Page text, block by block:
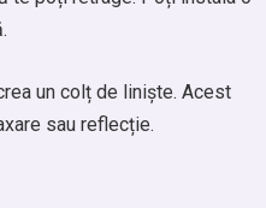
un colț de liniște. Acest
sau reflecție.